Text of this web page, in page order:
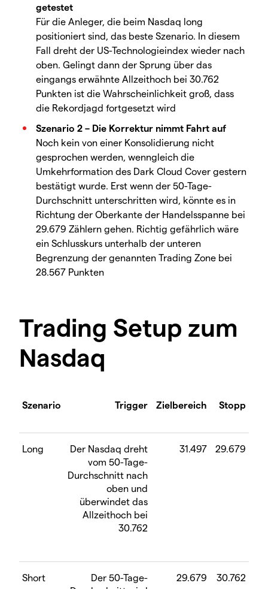
getestet
Für die Anleger, die beim Nasdaq long
positioniert sind, das beste Szenario. In diesem
Fall dreht der US-Technologieindex wieder nach
oben. Gelingt dann der Sprung über das
eingangs erwähnte Allzeithoch bei 30.762
Punkten ist die Wahrscheinlichkeit groß, dass
die Rekordjagd fortgesetzt wird
Szenario 2 – Die Korrektur nimmt Fahrt auf
Noch kein von einer Konsolidierung nicht
gesprochen werden, wenngleich die
Umkehrformation des Dark Cloud Cover gestern
bestätigt wurde. Erst wenn der 50-Tage-
Durchschnitt unterschritten wird, könnte es in
Richtung der Oberkante der Handelsspanne bei
29.679 Zählern gehen. Richtig gefährlich wäre
ein Schlusskurs unterhalb der unteren
Begrenzung der genannten Trading Zone bei
28.567 Punkten
Trading Setup zum
Nasdaq
Szenario Trigger Zielbereich Stopp
Long
Der Nasdaq dreht
vom 50-Tage-
Durchschnitt nach
oben und
überwindet das
Allzeithoch bei
30.762
31.497 29.679
Short
Der 50-Tage-
29.679 30.762